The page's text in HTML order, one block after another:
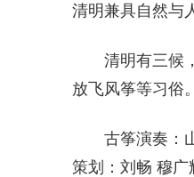
清明兼具自然与
清明有三候
放飞风筝等习俗
古筝演奏：
策划：刘畅 穆广